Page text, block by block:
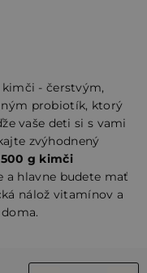
kimči - čerstvým,
probiotík, ktorý
vaše deti si s vami
zvýhodnený
g kimči
a hlavne budete mať
nálož vitamínov a